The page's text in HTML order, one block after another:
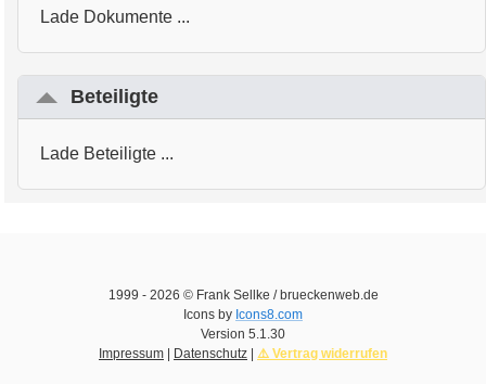
Lade Dokumente ...
Beteiligte
Lade Beteiligte ...
1999 - 2026 © Frank Sellke / brueckenweb.de
Icons by Icons8.com
Version 5.1.30
Impressum
Datenschutz ⚠️ Vertrag widerrufen